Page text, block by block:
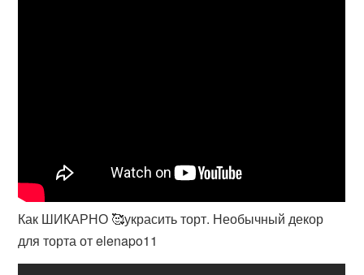
Как ШИКАРНО 🥰украсить торт. Необычный декор
для торта от elenapo11